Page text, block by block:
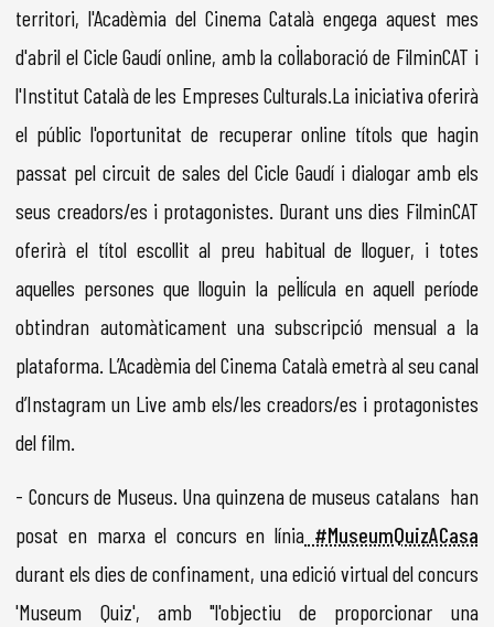
territori, l'Acadèmia del Cinema Català engega aquest mes
d'abril el Cicle Gaudí online, amb la col·laboració de FilminCAT i
l'Institut Català de les Empreses Culturals.La iniciativa oferirà
el públic l'oportunitat de recuperar online títols que hagin
passat pel circuit de sales del Cicle Gaudí i dialogar amb els
seus creadors/es i protagonistes. Durant uns dies FilminCAT
oferirà el títol escollit al preu habitual de lloguer, i totes
aquelles persones que lloguin la pel·lícula en aquell període
obtindran automàticament una subscripció mensual a la
plataforma. L’Acadèmia del Cinema Català emetrà al seu canal
d’Instagram un Live amb els/les creadors/es i protagonistes
del film.
- Concurs de Museus. Una quinzena de museus catalans han
posat en marxa el concurs en línia #MuseumQuizACasa
durant els dies de confinament, una edició virtual del concurs
'Museum Quiz', amb "l'objectiu de proporcionar una